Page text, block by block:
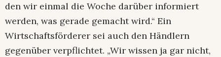
den wir einmal die Woche darüber informiert
werden, was gerade gemacht wird.“ Ein
Wirtschaftsförderer sei auch den Händlern
gegenüber verpflichtet. „Wir wissen ja gar nicht,